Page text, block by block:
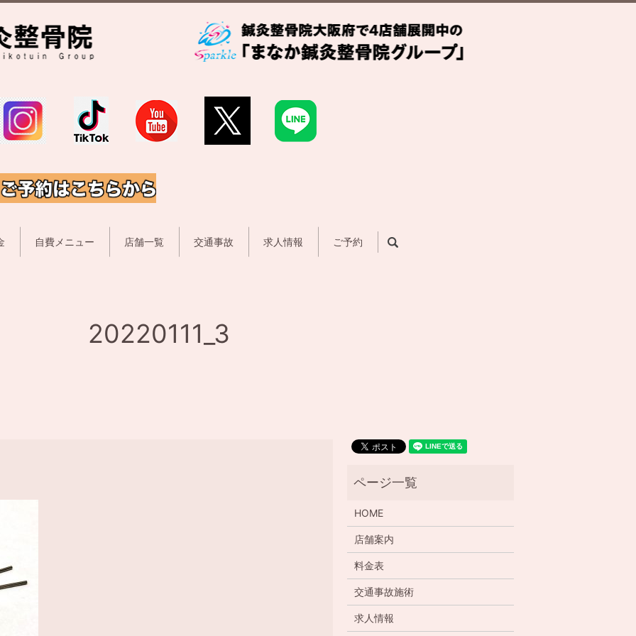
自費メニュー 店舗一覧 交通事故 求人情報 ご予約 search
20220111_3
HOME
店舗案内
料金表
交通事故施術
求人情報